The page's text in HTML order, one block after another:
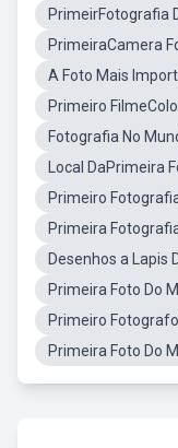
PrimeirFotografia
PrimeiraCamera
A Foto Mais
Primeiro
Fotografia No
Local DaPrimeira
Primeiro
Primeira
Desenhos a Lapis
Primeira Foto Do
Primeiro
Primeira Foto Do